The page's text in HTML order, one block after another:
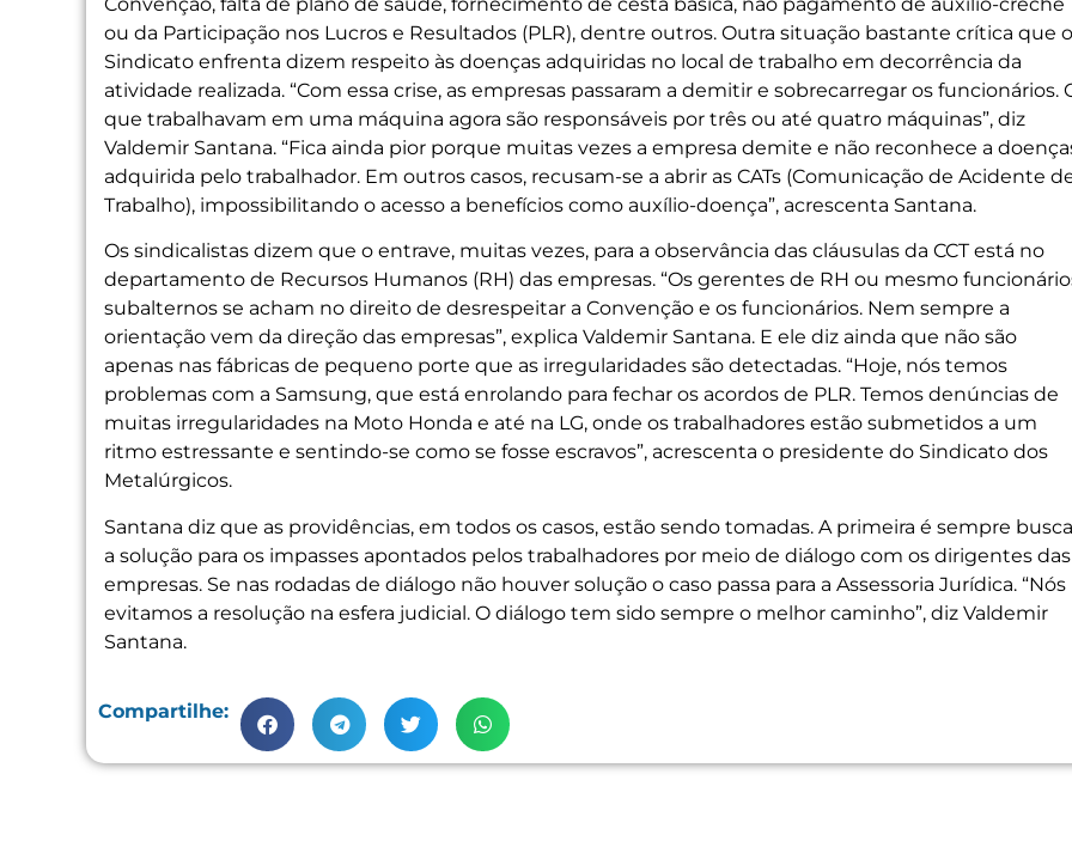
ou da Participação nos Lucros e Resultados (PLR), dentre outros. Outra situação bastante crítica que o
Sindicato enfrenta dizem respeito às doenças adquiridas no local de trabalho em decorrência da
atividade realizada. “Com essa crise, as empresas passaram a demitir e sobrecarregar os funcionários.
que trabalhavam em uma máquina agora são responsáveis por três ou até quatro máquinas”, diz
Valdemir Santana. “Fica ainda pior porque muitas vezes a empresa demite e não reconhece a
adquirida pelo trabalhador. Em outros casos, recusam-se a abrir as CATs (Comunicação de Acidente
Trabalho), impossibilitando o acesso a benefícios como auxílio-doença”, acrescenta Santana.
Os sindicalistas dizem que o entrave, muitas vezes, para a observância das cláusulas da CCT está no
departamento de Recursos Humanos (RH) das empresas. “Os gerentes de RH ou mesmo
subalternos se acham no direito de desrespeitar a Convenção e os funcionários. Nem sempre a
orientação vem da direção das empresas”, explica Valdemir Santana. E ele diz ainda que não são
apenas nas fábricas de pequeno porte que as irregularidades são detectadas. “Hoje, nós temos
problemas com a Samsung, que está enrolando para fechar os acordos de PLR. Temos denúncias de
muitas irregularidades na Moto Honda e até na LG, onde os trabalhadores estão submetidos a um
ritmo estressante e sentindo-se como se fosse escravos”, acrescenta o presidente do Sindicato dos
Metalúrgicos.
Santana diz que as providências, em todos os casos, estão sendo tomadas. A primeira é sempre
a solução para os impasses apontados pelos trabalhadores por meio de diálogo com os dirigentes das
empresas. Se nas rodadas de diálogo não houver solução o caso passa para a Assessoria Jurídica. “Nós
evitamos a resolução na esfera judicial. O diálogo tem sido sempre o melhor caminho”, diz Valdemir
Santana.
Compartilhe: